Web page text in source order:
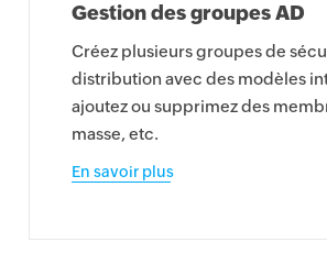
Gestion des groupes AD
Créez plusieurs groupes de
distribution avec des modèles
ajoutez ou supprimez des
masse, etc.
En savoir plus